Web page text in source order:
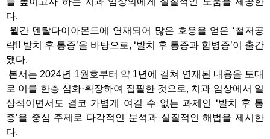
다.
월간 덴탈다이아몬드에 연재되어 많은 호응을 얻은 ‘철저공
략!! 발치 후 통증’을 바탕으로, ‘발치 후 통증과 합병증’이 출간
됐다.
본서는 2024년 1월호부터 약 1년에 걸쳐 연재된 내용을 토대
로 이를 한층 심화·확장하여 집필한 것으로, 치과 임상에서 일
상적이면서도 결코 가볍게 여길 수 없는 과제인 ‘발치 후 통
증’을 중심 주제로 다각적인 분석과 실질적인 해법을 제시한
다.